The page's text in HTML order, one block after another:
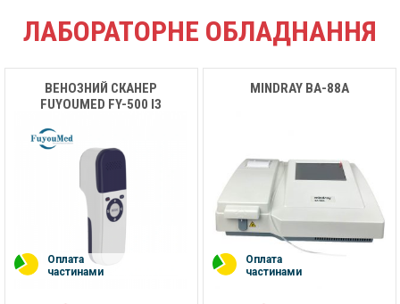
ЛАБОРАТОРНЕ ОБЛАДНАННЯ
ВЕНОЗНИЙ СКАНЕР
FUYOUMED FY-500 ІЗ
Оплата
частинами
MINDRAY BA-88А
Оплата
частинами